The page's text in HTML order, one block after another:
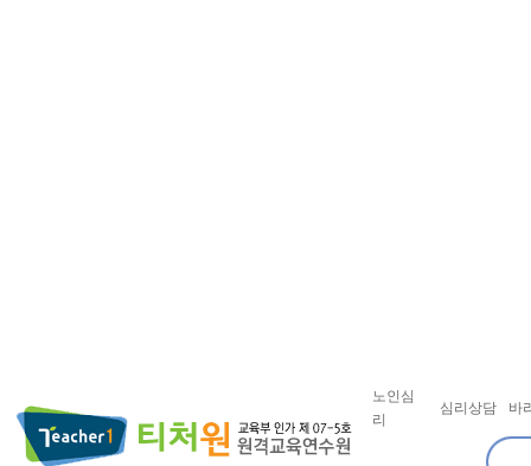
노인심
리
심리상담 바